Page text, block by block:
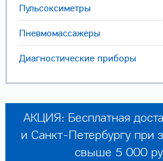
Пульсоксиметры
Пневмомассажеры
Диагностические приборы
АКЦИЯ: Бесплатная
и Санкт-Петербургу при
свыше 5 000